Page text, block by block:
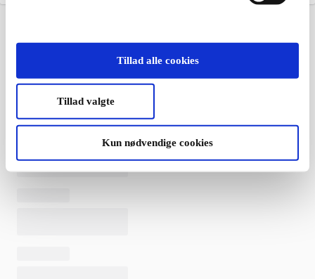
Tillad alle cookies
Tillad valgte
Kun nødvendige cookies